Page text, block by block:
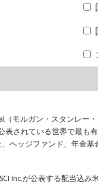
（モルガン・スタンレー
表されている世界で最
ヘッジファンド、年金
Inc.が公表する配当込